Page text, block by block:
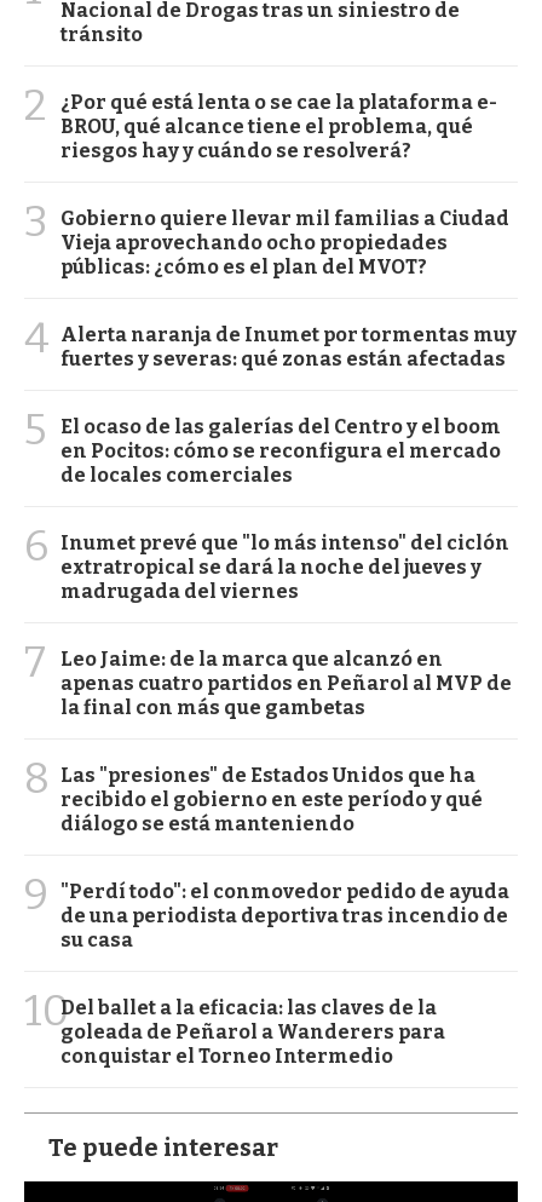
Nacional de Drogas tras un siniestro de
tránsito
2
¿Por qué está lenta o se cae la plataforma e-
BROU, qué alcance tiene el problema, qué
riesgos hay y cuándo se resolverá?
3
Gobierno quiere llevar mil familias a Ciudad
Vieja aprovechando ocho propiedades
públicas: ¿cómo es el plan del MVOT?
4 Alerta naranja de Inumet por tormentas muy
fuertes y severas: qué zonas están afectadas
5
El ocaso de las galerías del Centro y el boom
en Pocitos: cómo se reconfigura el mercado
de locales comerciales
6
Inumet prevé que "lo más intenso" del ciclón
extratropical se dará la noche del jueves y
madrugada del viernes
7
Leo Jaime: de la marca que alcanzó en
apenas cuatro partidos en Peñarol al MVP de
la final con más que gambetas
8
Las "presiones" de Estados Unidos que ha
recibido el gobierno en este período y qué
diálogo se está manteniendo
9
"Perdí todo": el conmovedor pedido de ayuda
de una periodista deportiva tras incendio de
su casa
10Del ballet a la eficacia: las claves de la
goleada de Peñarol a Wanderers para
conquistar el Torneo Intermedio
Te puede interesar